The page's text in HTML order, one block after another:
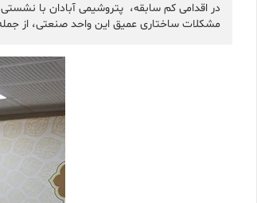
در اقدامی کم سابقه، پتروشیمی آبادان با
مشکلات ساختاری عمیق این واحد صنعتی، از جمله